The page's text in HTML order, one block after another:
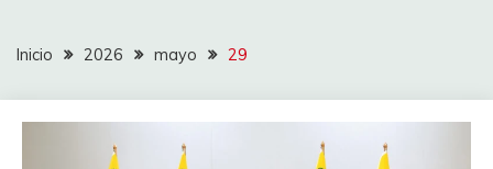
Inicio 2026 mayo 29